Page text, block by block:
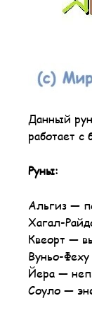
Данный
работает
Руны:
Альгиз —
Хагал-
Квеорт —
Вуньо-
Йера —
Соуло —